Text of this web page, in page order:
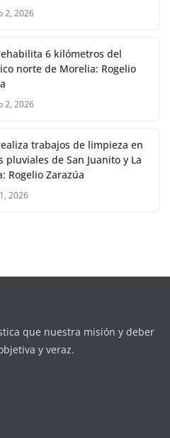
2, 2026
6 kilómetros del
norte de Morelia: Rogelio
2, 2026
trabajos de limpieza en
pluviales de San Juanito y La
Rogelio Zarazúa
2026
que nuestra misión y deber
y veraz.